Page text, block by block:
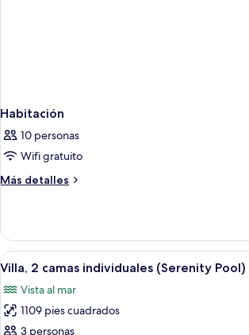
Habitación
10 personas
Wifi gratuito
Más detalles
Más
Abrir
todas
las
fotos
Ropa de
5
Villa, 2 camas individuales (Serenity Pool)
Vista al mar
1109 pies cuadrados
3 personas